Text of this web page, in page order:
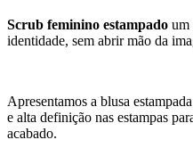
Scrub feminino estampado um
identidade, sem abrir mão da
Apresentamos a blusa
e alta definição nas estampas
acabado.